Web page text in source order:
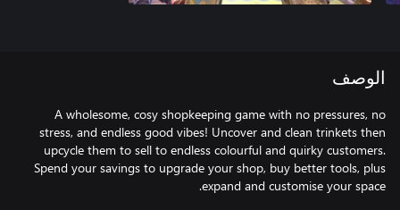
الوصف
A wholesome, cosy shopkeeping game with no pressures, no
stress, and endless good vibes! Uncover and clean trinkets then
upcycle them to sell to endless colourful and quirky customers.
Spend your savings to upgrade your shop, buy better tools, plus
expand and customise your space.